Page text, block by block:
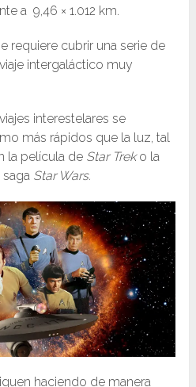
a 9,46 × 1.012 km.
requiere cubrir una serie de
intergaláctico muy
interestelares se
más rápidos que la luz, tal
la película de Star Treko la
Star Wars.
haciendo de manera